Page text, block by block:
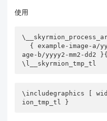
使用
age-b/yyyy2-mm2-dd2
\l__skyrmion_tmp_tl
\includegraphics [
ion_tmp_tl }